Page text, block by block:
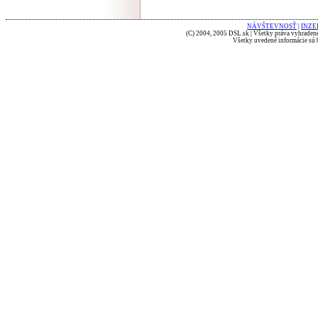
NÁVŠTEVNOSŤ
(C) 2004, 2005 DSL.sk | Všetky práva
Všetky uvedené informácie sú